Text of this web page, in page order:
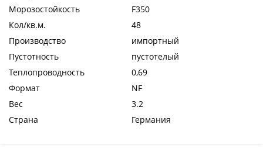
Морозостойкость
F350
Кол/кв.м.
48
Производство
импортный
Пустотность
пустотелый
Теплопроводность
0,69
Формат
NF
Вес
3.2
Страна
Германия